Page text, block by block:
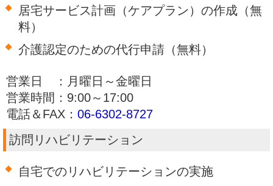
居宅サービス計画（ケアプラン）の作成（無
料）
介護認定のための代行申請（無料）
営業日 ：月曜日～金曜日
営業時間：9:00～17:00
電話＆FAX： 06-6302-8727
訪問リハビリテーション
自宅でのリハビリテーションの実施